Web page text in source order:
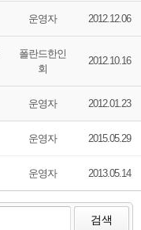
운영자 2012.12.06
폴란드한인
회
2012.10.16
운영자 2012.01.23
운영자 2015.05.29
운영자 2013.05.14
검색